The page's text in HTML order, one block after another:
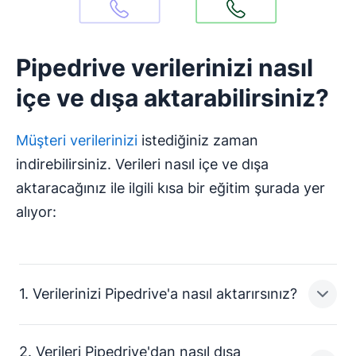
Pipedrive verilerinizi nasıl
içe ve dışa aktarabilirsiniz?
Müşteri verilerinizi istediğiniz zaman
indirebilirsiniz. Verileri nasıl içe ve dışa
aktaracağınız ile ilgili kısa bir eğitim şurada yer
alıyor:
1. Verilerinizi Pipedrive'a nasıl aktarırsınız?
2. Verileri Pipedrive'dan nasıl dışa